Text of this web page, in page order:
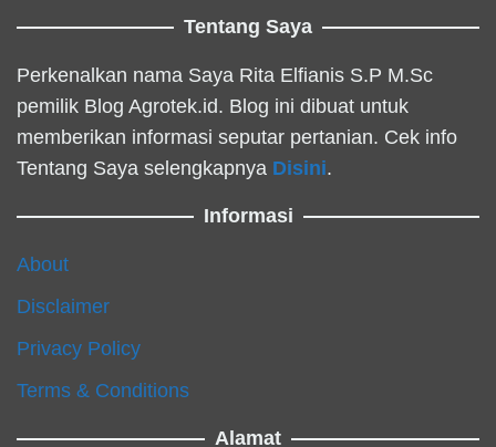
Tentang Saya
Perkenalkan nama Saya Rita Elfianis S.P M.Sc
pemilik Blog Agrotek.id. Blog ini dibuat untuk
memberikan informasi seputar pertanian. Cek info
Tentang Saya selengkapnya Disini.
Informasi
About
Disclaimer
Privacy Policy
Terms & Conditions
Alamat